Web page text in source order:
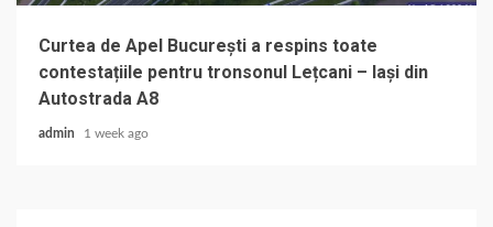
Curtea de Apel București a respins toate
contestațiile pentru tronsonul Lețcani – Iași din
Autostrada A8
admin 1 week ago